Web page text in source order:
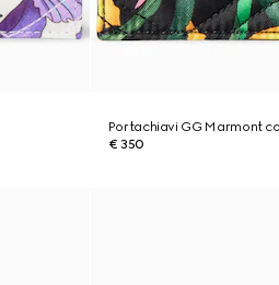
Portachiavi GG Marmont
€ 350